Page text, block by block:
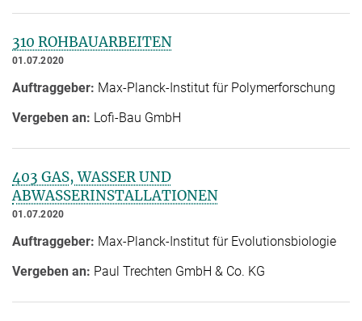
310 ROHBAUARBEITEN
01.07.2020
Auftraggeber: Max-Planck-Institut für Polymerforschung
Vergeben an: Lofi-Bau GmbH
403 GAS, WASSER UND
ABWASSERINSTALLATIONEN
01.07.2020
Auftraggeber: Max-Planck-Institut für Evolutionsbiologie
Vergeben an: Paul Trechten GmbH & Co. KG